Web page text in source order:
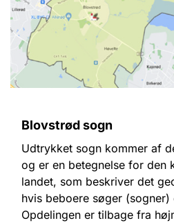
Blovstrød sogn
Udtrykket sogn kommer af
og er en betegnelse for den
landet, som beskriver det
hvis beboere søger (sogner)
Opdelingen er tilbage fra